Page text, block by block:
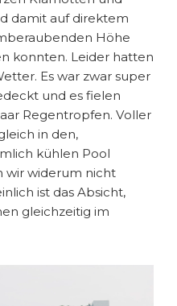
damit auf direktem
Höhe
konnten. Leider hatten
Es war zwar super
und es fielen
Regentropfen. Voller
in den,
kühlen Pool
wir widerum nicht
ist das Absicht,
gleichzeitig im